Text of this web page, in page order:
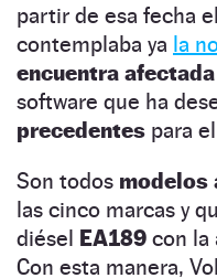
partir de esa fecha
contemplaba ya la
encuentra
software que ha
precedentes para
Son todos modelos
las cinco marcas y
diésel EA189 con la
Con esta manera,